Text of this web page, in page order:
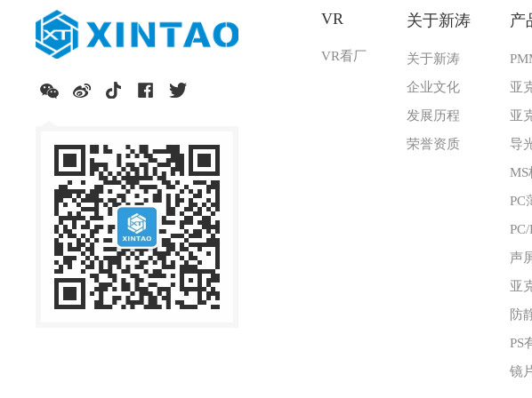
VR
VR看厂
关于新涛
关于新涛
企业文化
发展历程
荣誉资质
产
亚
亚
导
MS
PC
声
亚
防
PS
镜